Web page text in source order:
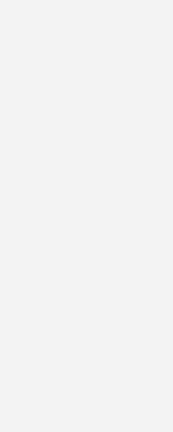
wir es gut sein